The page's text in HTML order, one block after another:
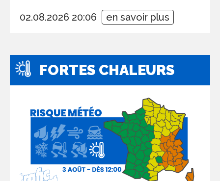
02.08.2026 20:06 en savoir plus
FORTES CHALEURS